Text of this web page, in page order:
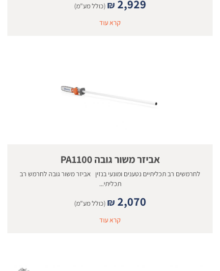
₪ 2,929
(כולל מע"מ)
קרא עוד
אביזר משור גובה PA1100
לחרמשים רב תכליתיים נטענים ומונעי בנזין אביזר משור גובה לחרמש רב
תכליתי...
₪ 2,070
(כולל מע"מ)
קרא עוד